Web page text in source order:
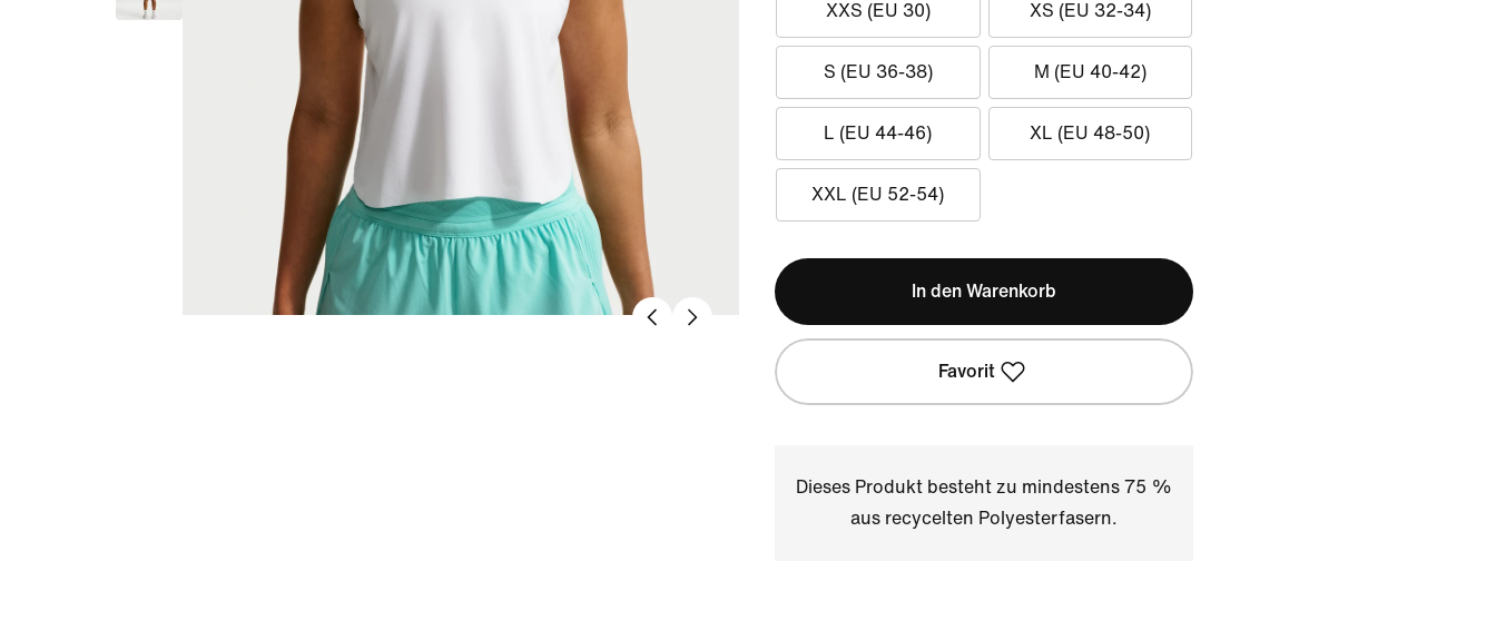
XXS (EU 30) XS (EU 32-34)
S (EU 36-38) M (EU 40-42)
L (EU 44-46) XL (EU 48-50)
XXL (EU 52-54)
In den Warenkorb
Favorit
Dieses Produkt besteht zu mindestens 75 %
aus recycelten Polyesterfasern.